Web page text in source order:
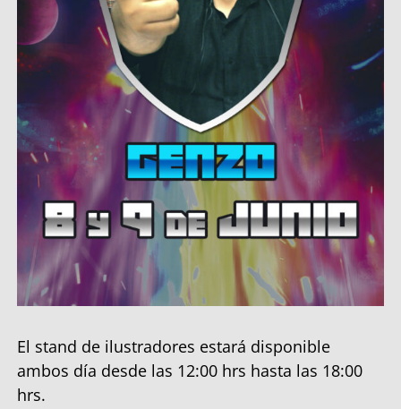
El stand de ilustradores estará disponible
ambos día desde las 12:00 hrs hasta las 18:00
hrs.